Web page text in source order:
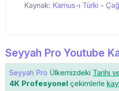
Kaynak: Kamus-ı Türki -
Seyyah Pro Youtube
Seyyah Pro Ülkemizdeki Tarihi
4K Profesyonel çekimlerle